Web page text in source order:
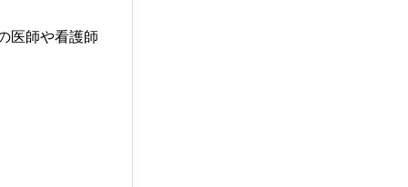
医師や看護師